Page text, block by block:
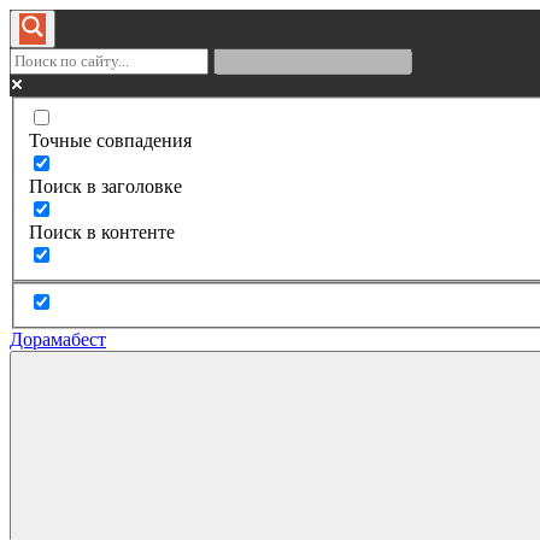
Точные совпадения
Поиск в заголовке
Поиск в контенте
Дорамабест